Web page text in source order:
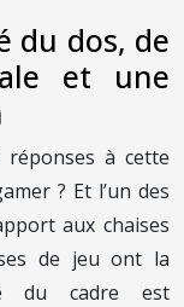
du dos, de
et une
réponses à cette
? Et l’un des
aux chaises
de jeu ont la
du cadre est